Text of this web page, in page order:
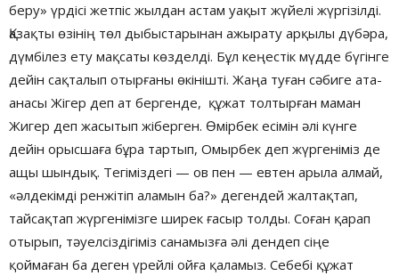
беру» үрдісі жетпіс жылдан астам уақыт жүйелі жүргізілді.
Қазақты өзінің төл дыбыстарынан ажырату арқылы дүбәра,
дүмбілез ету мақсаты көзделді. Бұл кеңестік мүдде бүгінге
дейін сақталып отырғаны өкінішті. Жаңа туған сәбиге ата-
анасы Жігер деп ат бергенде, құжат толтырған маман
Жигер деп жасытып жіберген. Өмірбек есімін әлі күнге
дейін орысшаға бұра тартып, Омырбек деп жүргеніміз де
ащы шындық. Тегіміздегі — ов пен — евтен арыла алмай,
«әлдекімді ренжітіп аламын ба?» дегендей жалтақтап,
тайсақтап жүргенімізге ширек ғасыр толды. Соған қарап
отырып, тәуелсіздігіміз санамызға әлі дендеп сіңе
қоймаған ба деген үрейлі ойға қаламыз. Себебі құжат